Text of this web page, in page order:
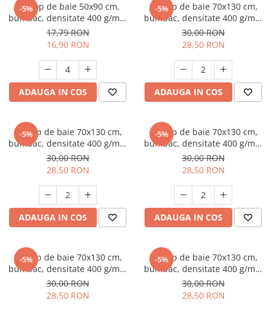
-5%
Prosop de baie 50x90 cm,
bumbac, densitate 400 g/mp,
alb
17,79 RON
16,90 RON
ADAUGA IN COS
-5%
Prosop de baie 70x130 cm,
bumbac, densitate 400 g/mp,
Alb
30,00 RON
28,50 RON
ADAUGA IN COS
-5%
Prosop de baie 70x130 cm,
bumbac, densitate 400 g/mp,
Albastru
30,00 RON
28,50 RON
ADAUGA IN COS
-5%
Prosop de baie 70x130 cm,
bumbac, densitate 400 g/mp,
Albastru Royal
30,00 RON
28,50 RON
ADAUGA IN COS
-5%
Prosop de baie 70x130 cm,
bumbac, densitate 400 g/mp,
Bej
30,00 RON
28,50 RON
-5%
Prosop de baie 70x130 cm,
bumbac, densitate 400 g/mp,
Piersica
30,00 RON
28,50 RON